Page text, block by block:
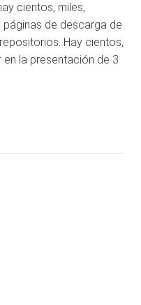
cientos, miles,
páginas de descarga de
Hay cientos,
la presentación de 3